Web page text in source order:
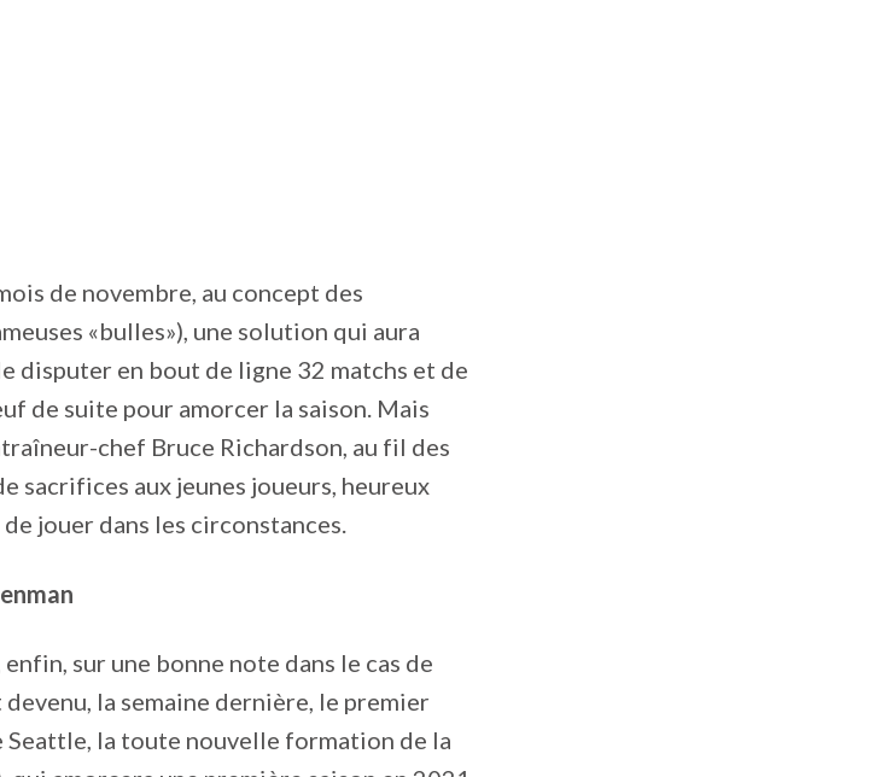
de novembre, au concept des
«bulles»), une solution qui aura
disputer en bout de ligne 32 matchs et de
de suite pour amorcer la saison. Mais
chef Bruce Richardson, au fil des
sacrifices aux jeunes joueurs, heureux
jouer dans les circonstances.
sur une bonne note dans le cas de
la semaine dernière, le premier
Seattle, la toute nouvelle formation de la